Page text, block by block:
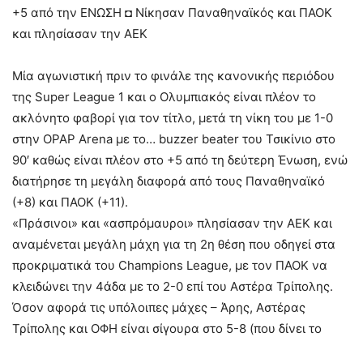
+5 από την ΕΝΩΣΗ ◘ Νίκησαν Παναθηναϊκός και ΠΑΟΚ
και πλησίασαν την ΑΕΚ
Μία αγωνιστική πριν το φινάλε της κανονικής περιόδου
της Super League 1 και ο Ολυμπιακός είναι πλέον το
ακλόνητο φαβορί για τον τίτλο, μετά τη νίκη του με 1-0
στην OPAP Arena με το… buzzer beater του Τσικίνιο στο
90′ καθώς είναι πλέον στο +5 από τη δεύτερη Ένωση, ενώ
διατήρησε τη μεγάλη διαφορά από τους Παναθηναϊκό
(+8) και ΠΑΟΚ (+11).
«Πράσινοι» και «ασπρόμαυροι» πλησίασαν την ΑΕΚ και
αναμένεται μεγάλη μάχη για τη 2η θέση που οδηγεί στα
προκριματικά του Champions League, με τον ΠΑΟΚ να
κλειδώνει την 4άδα με το 2-0 επί του Αστέρα Τρίπολης.
Όσον αφορά τις υπόλοιπες μάχες – Άρης, Αστέρας
Τρίπολης και ΟΦΗ είναι σίγουρα στο 5-8 (που δίνει το